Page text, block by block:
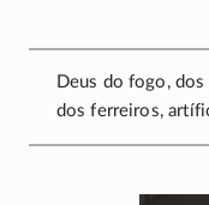
Deus do fogo,
dos ferreiros,